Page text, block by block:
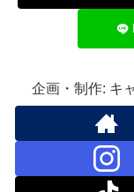
企画・制作: キ